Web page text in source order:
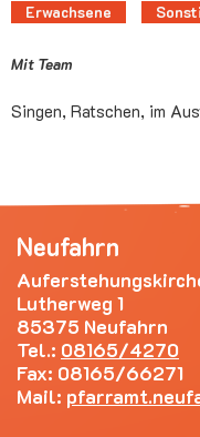
Erwachsene
Mit Team
Singen, Ratschen, im
Neufahrn
Lutherweg 1
85375 Neufahrn
Tel.: 08165/4270
Fax: 08165/66271
Mail: